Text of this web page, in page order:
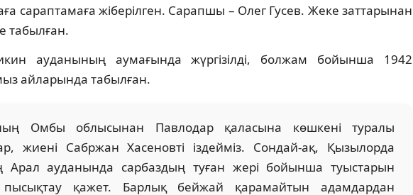
сараптамаға жіберілген. Сарапшы – Олег Гусев. Жеке заттарынан
табылған.
ауданының аумағында жүргізілді, болжам бойынша 1942
айларында табылған.
Омбы облысынан Павлодар қаласына көшкені туралы
жиені Сабржан Хасеновті іздейміз. Сондай-ақ, Қызылорда
Арал ауданында сарбаздың туған жері бойынша туыстарын
пысықтау қажет. Барлық бейжай қарамайтын адамдардан